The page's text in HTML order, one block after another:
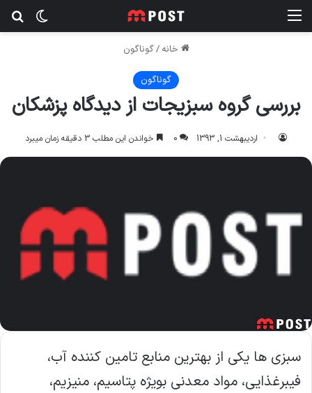
تغییر
خانه /گوناگون
گوناگون
بررسی گروه سبزیجات از دیدگاه پزشکان
اردیبهشت 1, 1393 0 خواندن این مطلب 3 دقیقه زمان میبرد
سبزی ها یکی از بهترین منابع تامین کننده آب،
فیبرغذایی، مواد معدنی بویژه پتاسیم، منیزیم،